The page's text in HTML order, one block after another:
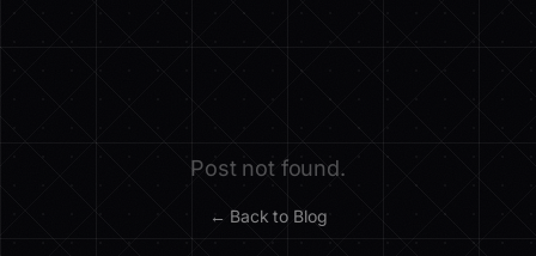
Post not found.
← Back to Blog